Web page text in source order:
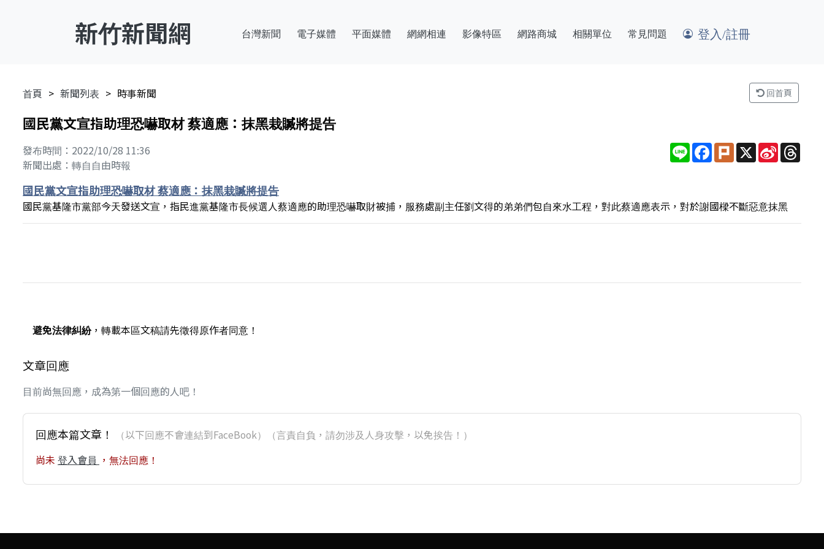
新竹新聞網 台灣新聞 電子媒體 平面媒體 網網相連 影像特區 網路商城 相關單位 常見問題 登入/註冊
首頁 新聞列表 時事新聞 回首頁
國民黨文宣指助理恐嚇取材 蔡適應：抹黑栽贓將提告
發布時間：2022/10/28 11:36
新聞出處：轉自自由時報
Line Facebook
PlurkX Sina
Weibo
國民黨文宣指助理恐嚇取材 蔡適應：抹黑栽贓將提告
國民黨基隆市黨部今天發送文宣，指民進黨基隆市長候選人蔡適應的助理恐嚇取財被捕，服務處副主任劉文得的弟弟們包自來水工程，對此蔡適應表示，對於謝國樑不斷惡意抹黑
避免法律糾紛，轉載本區文稿請先徵得原作者同意！
文章回應
目前尚無回應，成為第一個回應的人吧！
回應本篇文章！ （以下回應不會連結到FaceBook）（言責自負，請勿涉及人身攻擊，以免挨告！）
尚未 登入會員 ，無法回應！